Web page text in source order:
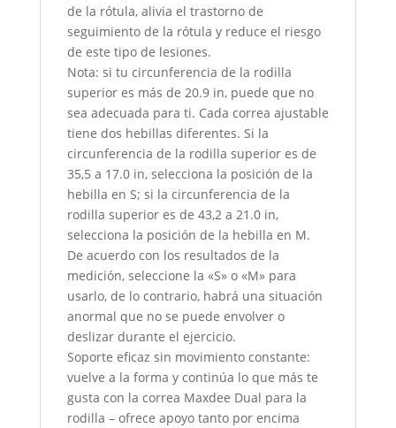
de la rótula, alivia el trastorno de
seguimiento de la rótula y reduce el riesgo
de este tipo de lesiones.
Nota: si tu circunferencia de la rodilla
superior es más de 20.9 in, puede que no
sea adecuada para ti. Cada correa ajustable
tiene dos hebillas diferentes. Si la
circunferencia de la rodilla superior es de
35,5 a 17.0 in, selecciona la posición de la
hebilla en S; si la circunferencia de la
rodilla superior es de 43,2 a 21.0 in,
selecciona la posición de la hebilla en M.
De acuerdo con los resultados de la
medición, seleccione la «S» o «M» para
usarlo, de lo contrario, habrá una situación
anormal que no se puede envolver o
deslizar durante el ejercicio.
Soporte eficaz sin movimiento constante:
vuelve a la forma y continúa lo que más te
gusta con la correa Maxdee Dual para la
rodilla – ofrece apoyo tanto por encima